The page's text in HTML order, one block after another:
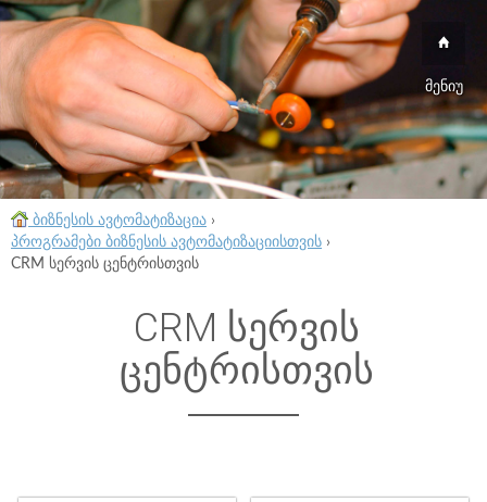
მენიუ
ბიზნესის ავტომატიზაცია ›
პროგრამები ბიზნესის ავტომატიზაციისთვის ›
CRM სერვის ცენტრისთვის
CRM სერვის
ცენტრისთვის